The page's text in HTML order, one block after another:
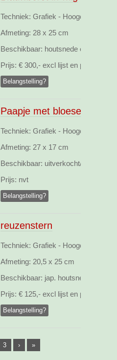
Techniek: Grafiek - Hoogdruk,
Afmeting: 28 x 25 cm
Beschikbaar: houtsnede opl.25
Prijs: € 300,- excl lijst en pp
Belangstelling?
Paapje met bloesem
Techniek: Grafiek - Hoogdruk
Afmeting: 27 x 17 cm
Beschikbaar: uitverkocht/sold
Prijs: nvt
Belangstelling?
reuzenstern
Techniek: Grafiek - Hoogdruk,
Afmeting: 20,5 x 25 cm
Beschikbaar: jap. houtsnede opl.15
Prijs: € 125,- excl lijst en pp
Belangstelling?
3 › »